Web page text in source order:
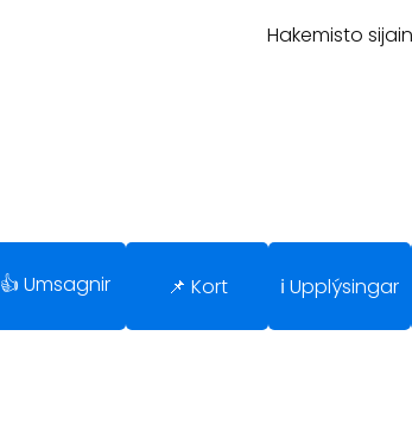
Hakemisto
👍 Umsagnir 📌 Kort ℹ️ Upplýsingar